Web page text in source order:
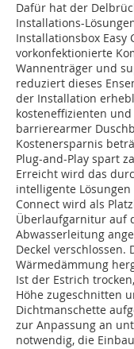
Dafür hat der
Installations-
Installationsbox Easy
vorkonfektionierte
Wannenträger und
reduziert dieses
der Installation
kosteneffizienten
barrierearmer
Kostenersparnis
Plug-and-Play spart
Erreicht wird das
intelligente
Connect wird als
Überlaufgarnitur auf
Abwasserleitung
Deckel verschlossen.
Wärmedämmung
Ist der Estrich
Höhe zugeschnitten
Dichtmanschette
zur Anpassung an
notwendig, die